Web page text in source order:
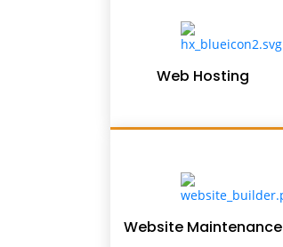
Web Hosting
Website Maintenance